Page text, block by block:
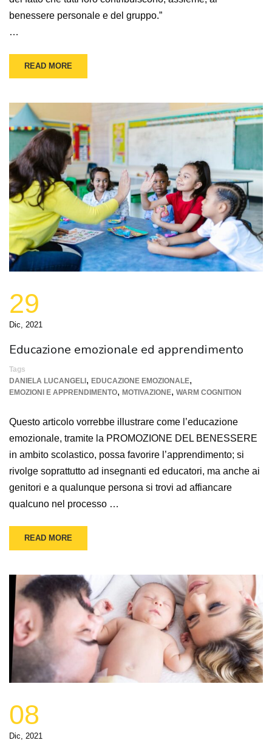
benessere personale e del gruppo.”
…
READ MORE
29
Dic, 2021
Educazione emozionale ed apprendimento
Tags
DANIELA LUCANGELI , EDUCAZIONE EMOZIONALE,
EMOZIONI E APPRENDIMENTO, MOTIVAZIONE, WARM COGNITION
Questo articolo vorrebbe illustrare come l’educazione
emozionale, tramite la PROMOZIONE DEL BENESSERE
in ambito scolastico, possa favorire l’apprendimento; si
rivolge soprattutto ad insegnanti ed educatori, ma anche ai
genitori e a qualunque persona si trovi ad affiancare
qualcuno nel processo …
READ MORE
08
Dic, 2021